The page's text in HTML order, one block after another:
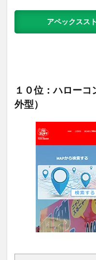
アペックスス
１０位：ハロー
外型）